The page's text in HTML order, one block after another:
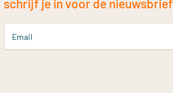
schrijf je in voor de nieuwsbrief
Email